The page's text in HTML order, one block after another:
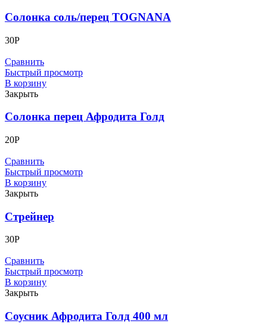
Солонка соль/перец TOGNANA
30Р
Сравнить
Быстрый просмотр
В корзину
Закрыть
Солонка перец Афродита Голд
20Р
Сравнить
Быстрый просмотр
В корзину
Закрыть
Стрейнер
30Р
Сравнить
Быстрый просмотр
В корзину
Закрыть
Соусник Афродита Голд 400 мл